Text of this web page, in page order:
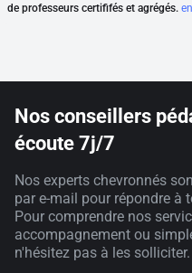
de professeurs certififés et agrégés.
Nos conseillers
écoute 7j/7
Nos experts chevronnés
par e-mail pour répondre à
Pour comprendre nos
accompagnement ou
n'hésitez pas à les solliciter.